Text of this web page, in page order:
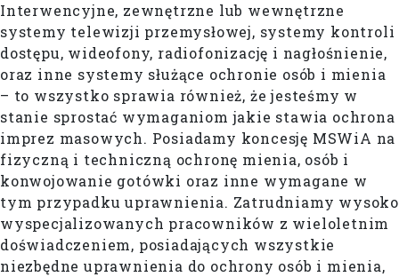
Interwencyjne, zewnętrzne lub wewnętrzne
systemy telewizji przemysłowej, systemy kontroli
dostępu, wideofony, radiofonizację i nagłośnienie,
oraz inne systemy służące ochronie osób i mienia
– to wszystko sprawia również, że jesteśmy w
stanie sprostać wymaganiom jakie stawia ochrona
imprez masowych. Posiadamy koncesję MSWiA na
fizyczną i techniczną ochronę mienia, osób i
konwojowanie gotówki oraz inne wymagane w
tym przypadku uprawnienia. Zatrudniamy wysoko
wyspecjalizowanych pracowników z wieloletnim
doświadczeniem, posiadających wszystkie
niezbędne uprawnienia do ochrony osób i mienia,